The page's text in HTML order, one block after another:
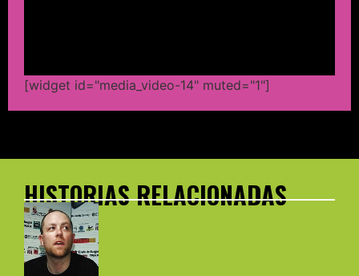
[widget id="media_video-14" muted="1"]
HISTORIAS RELACIONADAS